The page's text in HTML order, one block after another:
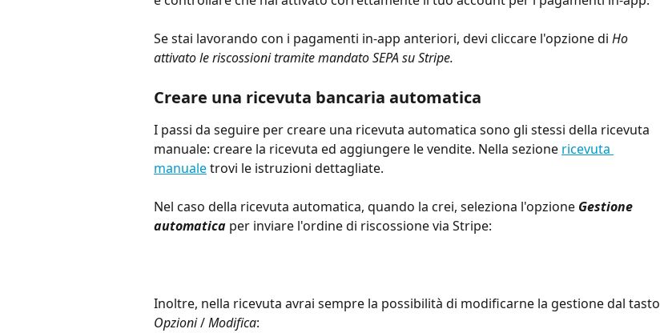
Se stai lavorando con i pagamenti in-app anteriori, devi cliccare l'opzione di Ho
attivato le riscossioni tramite mandato SEPA su Stripe.
Creare una ricevuta bancaria automatica
I passi da seguire per creare una ricevuta automatica sono gli stessi della ricevuta
manuale: creare la ricevuta ed aggiungere le vendite. Nella sezione ricevuta
manuale trovi le istruzioni dettagliate.
Nel caso della ricevuta automatica, quando la crei, seleziona l'opzione Gestione
automatica per inviare l'ordine di riscossione via Stripe:
Inoltre, nella ricevuta avrai sempre la possibilità di modificarne la gestione dal tasto
Opzioni / Modifica: